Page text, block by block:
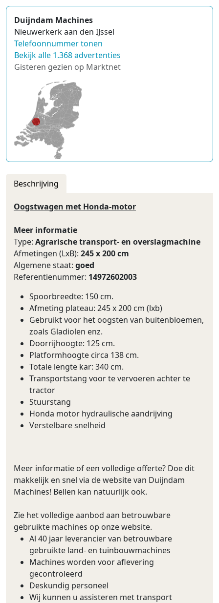
Duijndam Machines
Nieuwerkerk aan den IJssel
Telefoonnummer tonen
Bekijk alle 1.368 advertenties
Gisteren gezien op Marktnet
Beschrijving
Oogstwagen met Honda-motor
Meer informatie
Type: Agrarische transport- en overslagmachine
Afmetingen (LxB): 245 x 200 cm
Algemene staat: goed
Referentienummer: 14972602003
Spoorbreedte: 150 cm.
Afmeting plateau: 245 x 200 cm (lxb)
Gebruikt voor het oogsten van buitenbloemen,
zoals Gladiolen enz.
Doorrijhoogte: 125 cm.
Platformhoogte circa 138 cm.
Totale lengte kar: 340 cm.
Transportstang voor te vervoeren achter te
tractor
Stuurstang
Honda motor hydraulische aandrijving
Verstelbare snelheid
Meer informatie of een volledige offerte? Doe dit
makkelijk en snel via de website van Duijndam
Machines! Bellen kan natuurlijk ook.
Zie het volledige aanbod aan betrouwbare
gebruikte machines op onze website.
Al 40 jaar leverancier van betrouwbare
gebruikte land- en tuinbouwmachines
Machines worden voor aflevering
gecontroleerd
Deskundig personeel
Wij kunnen u assisteren met transport